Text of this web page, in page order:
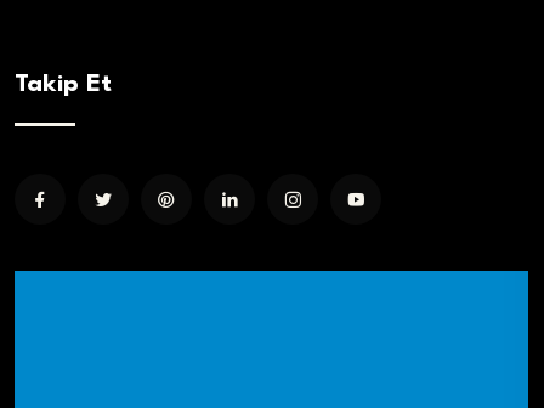
Takip Et